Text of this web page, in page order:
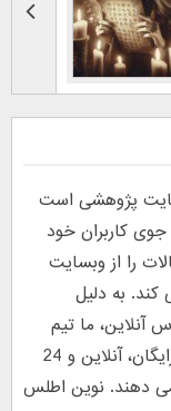
تاریخ :
پژوهشی است
کاربران خود
را از وبسایت
کند. به دلیل
آنلاین، ما تیم
نوین بینش را معرفی می کنیم که به صورت رایگان، آنلاین و 24
دهند. نوین اطلس